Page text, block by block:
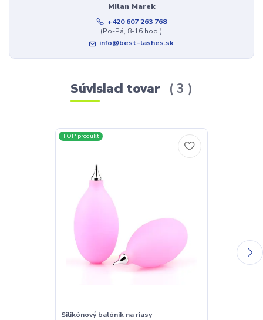
Milan Marek
+420 607 263 768
(Po-Pá, 8-16 hod.)
info@best-lashes.sk
Súvisiaci tovar 3
TOP produkt
Silikónový balónik na riasy